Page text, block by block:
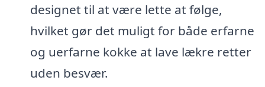
designet til at være lette at følge,
hvilket gør det muligt for både erfarne
og uerfarne kokke at lave lækre retter
uden besvær.